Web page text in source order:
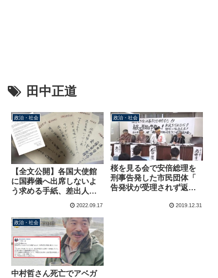
田中正道
政治・社会
【全文公開】各国大使館
に国葬儀へ出席しないよ
う求める手紙、差出人と
2022.09.17
政治・社会
桜を見る会で安倍総理を
刑事告発した市民団体「
告発状が受理されず返っ
2019.12.31
政治・社会
中村哲さん死亡でアベガ